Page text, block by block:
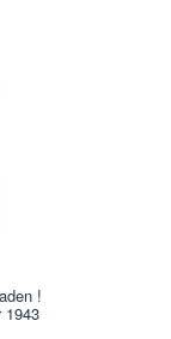
!
1943